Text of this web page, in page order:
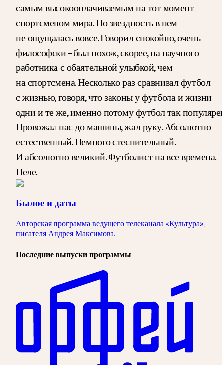
самым высокооплачиваемым на тот момент
спортсменом мира. Но звездность в нем
не ощущалась вовсе. Говорил спокойно, очень
философски –был похож, скорее, на научного
работника с обаятельной улыбкой, чем
на спортсмена. Несколько раз сравнивал футбол
с жизнью, говоря, что законы у футбола и жизни
одни и те же, именно потому футбол так
Провожал нас до машины, жал руку. Абсолютно
естественный. Немного стеснительный.
И абсолютно великий. Футболист на все времена.
Пеле.
Былое и даты
Авторская программа ведущего телеканала «Культура»,
писателя Андрея Максимова.
Последние выпуски программы